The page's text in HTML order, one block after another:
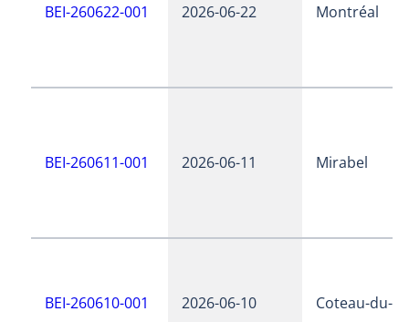
BEI-260622-001 2026-06-22 Montréal
BEI-260611-001 2026-06-11 Mirabel
BEI-260610-001 2026-06-10 Coteau-du-